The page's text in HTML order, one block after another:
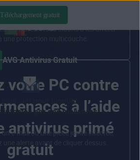
AVG Antivirus Gratuit
votre PC contre
à l’aide
antivirus primé
gratuit
Téléchargement gratuit
cybermenaces
spywares. Nous aidons à les arrêter
loin pour bloquer
infectés par des malwares
un e-mail ou une pièce jointe infectée,
une alerte avant de cliquer dessus.